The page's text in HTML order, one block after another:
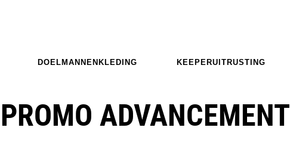
DOELMANNENKLEDING KEEPERUITRUSTING
ADVANCEMENT